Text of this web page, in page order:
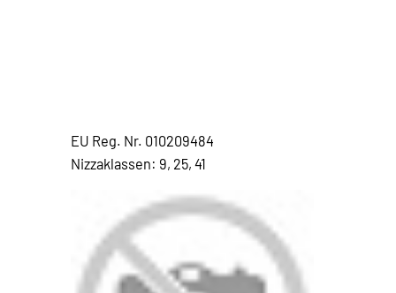
EU Reg. Nr. 010209484
Nizzaklassen: 9, 25, 41